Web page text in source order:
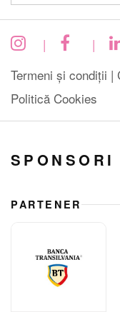
| |
Termeni și condiții |
Politică Cookies
SPONSORI
PARTENER